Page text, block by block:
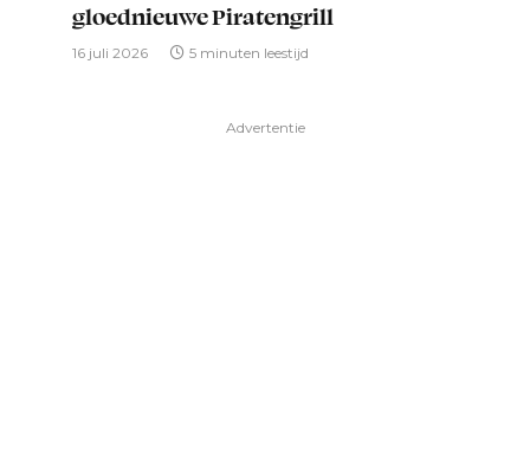
gloednieuwe Piratengrill
16 juli 2026 5 minuten leestijd
Advertentie